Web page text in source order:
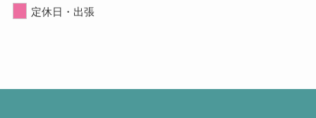
定休日・出張